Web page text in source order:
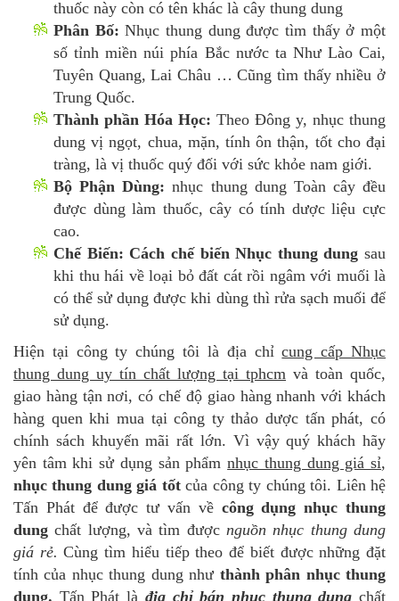
thuốc này còn có tên khác là cây thung dung
Phân Bố: Nhục thung dung được tìm thấy ở một
số tỉnh miền núi phía Bắc nước ta Như Lào Cai,
Tuyên Quang, Lai Châu … Cũng tìm thấy nhiều ở
Trung Quốc.
Thành phần Hóa Học: Theo Đông y, nhục thung
dung vị ngọt, chua, mặn, tính ôn thận, tốt cho đại
tràng, là vị thuốc quý đối với sức khỏe nam giới.
Bộ Phận Dùng:nhục thung dung Toàn cây đều
được dùng làm thuốc, cây có tính dược liệu cực
cao.
Chế Biến: Cách chế biến Nhục thung dung sau
khi thu hái về loại bỏ đất cát rồi ngâm với muối là
có thể sử dụng được khi dùng thì rửa sạch muối để
sử dụng.
Hiện tại công ty chúng tôi là địa chỉcung cấp Nhục
thung dung uy tín chất lượng tại tphcm và toàn quốc,
giao hàng tận nơi, có chế độ giao hàng nhanh với khách
hàng quen khi mua tại công ty thảo dược tấn phát, có
chính sách khuyến mãi rất lớn. Vì vậy quý khách hãy
yên tâm khi sử dụng sản phẩmnhục thung dung giá sỉ,
nhục thung dung giá tốtcủa công ty chúng tôi. Liên hệ
Tấn Phát để được tư vấn về công dụng nhục thung
dung chất lượng, và tìm được nguồn nhục thung dung
giá rẻ.Cùng tìm hiểu tiếp theo để biết được những đặt
tính của nhục thung dung như thành phân nhục thung
dung. Tấn Phát là địa chỉ bán nhục thung dung chất